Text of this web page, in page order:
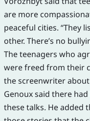
are more
peaceful cities. “They
other. There’s no
The teenagers who
were freed from their
the screenwriter
Genoux said there
these talks. He added